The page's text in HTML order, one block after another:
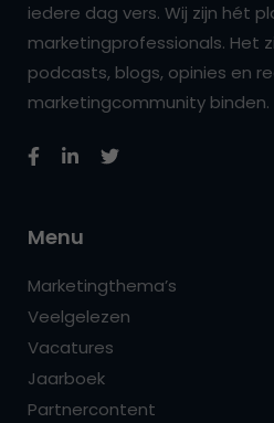
iedere dag vers. Wij zijn hét
marketingprofessionals. Het
podcasts, blogs, opinies en
marketingcommunity binden.
Menu
Marketingthema’s
Veelgelezen
Vacatures
Jaarboek
Partnercontent